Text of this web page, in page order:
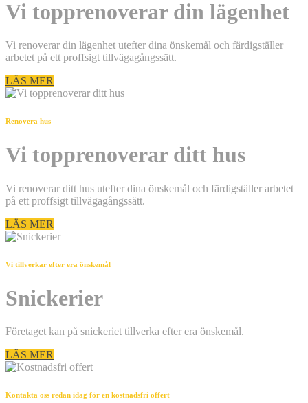
Vi topprenoverar din lägenhet
Vi renoverar din lägenhet utefter dina önskemål och färdigställer
arbetet på ett proffsigt tillvägagångssätt.
LÄS MER
Renovera hus
Vi topprenoverar ditt hus
Vi renoverar ditt hus utefter dina önskemål och färdigställer arbetet
på ett proffsigt tillvägagångssätt.
LÄS MER
Vi tillverkar efter era önskemål
Snickerier
Företaget kan på snickeriet tillverka efter era önskemål.
LÄS MER
Kontakta oss redan idag för en kostnadsfri offert